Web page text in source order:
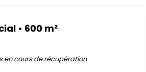
• 600 m²
en cours de récupération